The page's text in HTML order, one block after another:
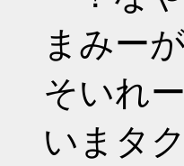
まみー
そいれ
いまタ